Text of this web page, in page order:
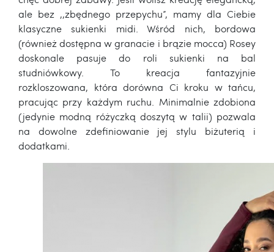
ale bez ,,zbędnego przepychu”, mamy dla Ciebie
klasyczne sukienki midi. Wśród nich, bordowa
(również dostępna w granacie i brązie mocca) Rosey
doskonale pasuje do roli sukienki na bal
studniówkowy. To kreacja fantazyjnie
rozkloszowana, która dorówna Ci kroku w tańcu,
pracując przy każdym ruchu. Minimalnie zdobiona
(jedynie modną różyczką doszytą w talii) pozwala
na dowolne zdefiniowanie jej stylu biżuterią i
dodatkami.